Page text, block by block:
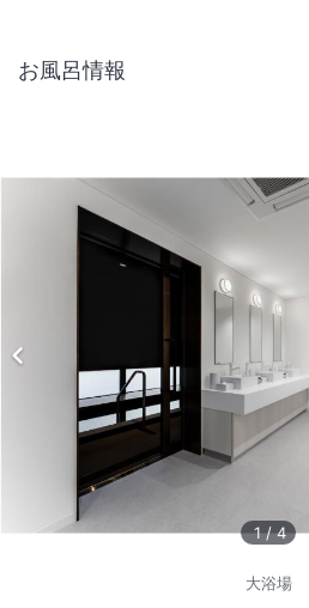
1 /10
外観
烏丸御池駅から徒歩約2分。館内には大
ご滞在を洗練された時間へと導きます。
チェックアウト
お風呂情報
1 /4
大浴場